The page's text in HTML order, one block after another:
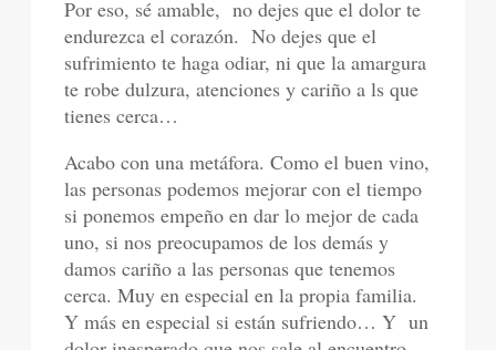
Por eso, sé amable, no dejes que el dolor te
endurezca el corazón. No dejes que el
sufrimiento te haga odiar, ni que la amargura
te robe dulzura, atenciones y cariño a ls que
tienes cerca…
Acabo con una metáfora. Como el buen vino,
las personas podemos mejorar con el tiempo
si ponemos empeño en dar lo mejor de cada
uno, si nos preocupamos de los demás y
damos cariño a las personas que tenemos
cerca. Muy en especial en la propia familia.
Y más en especial si están sufriendo… Y un